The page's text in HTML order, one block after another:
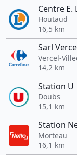
Centre E.
Houtaud
16,5 km
Sarl
Vercel-
14,2 km
Station U
Doubs
15,1 km
Station
Morteau
16,1 km